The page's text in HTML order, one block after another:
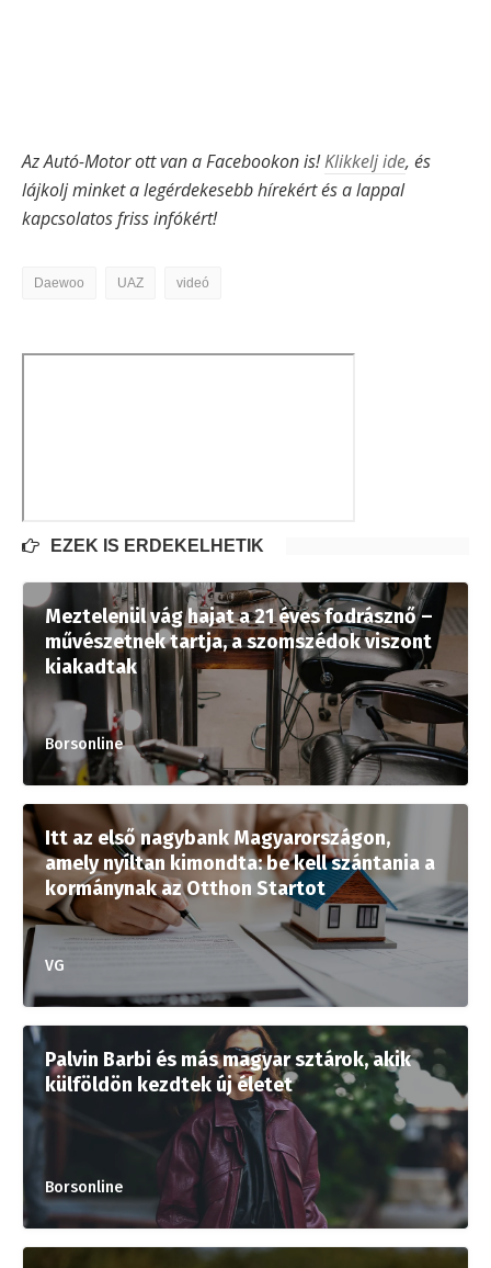
Az Autó-Motor ott van a Facebookon is!Klikkelj ide, és
lájkolj minket a legérdekesebb hírekért és a lappal
kapcsolatos friss infókért!
Daewoo UAZ videó
EZEK IS ÉRDEKELHETIK
Meztelenül vág hajat a 21 éves fodrásznő –
művészetnek tartja, a szomszédok viszont
kiakadtak
Borsonline
Itt az első nagybank Magyarországon,
amely nyíltan kimondta: be kell szántania a
kormánynak az Otthon Startot
VG
Palvin Barbi és más magyar sztárok, akik
külföldön kezdtek új életet
Borsonline